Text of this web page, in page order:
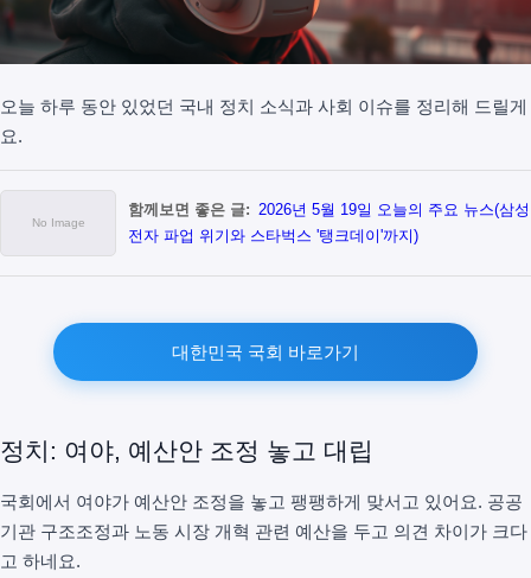
오늘 하루 동안 있었던 국내 정치 소식과 사회 이슈를 정리해 드릴게
요.
함께보면 좋은 글: 2026년 5월 19일 오늘의 주요 뉴스(삼성
전자 파업 위기와 스타벅스 '탱크데이'까지)
대한민국 국회 바로가기
정치: 여야, 예산안 조정 놓고 대립
국회에서 여야가 예산안 조정을 놓고 팽팽하게 맞서고 있어요. 공공
기관 구조조정과 노동 시장 개혁 관련 예산을 두고 의견 차이가 크다
고 하네요.